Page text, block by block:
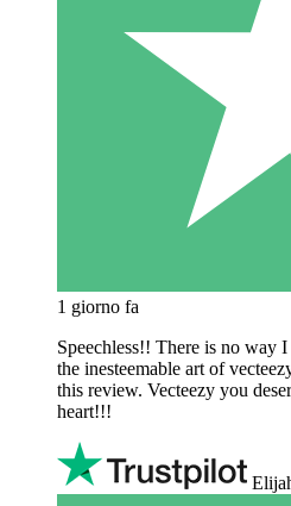
1 giorno fa
Speechless!! There is no way
the inesteemable art of
this review. Vecteezy you
heart!!!